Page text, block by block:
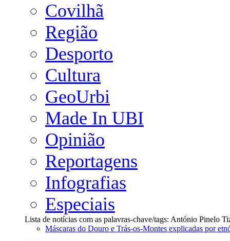
Covilhã
Região
Desporto
Cultura
GeoUrbi
Made In UBI
Opinião
Reportagens
Infografias
Especiais
Lista de notícias com as palavras-chave/tags: António Pinelo
Máscaras do Douro e Trás-os-Montes explicadas por